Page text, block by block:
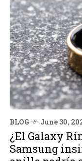
BLOG June 30,
¿El Galaxy
Samsung